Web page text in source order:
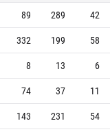
89 289
42
332 199
58
8 13
6
74 37
11
143 231
54